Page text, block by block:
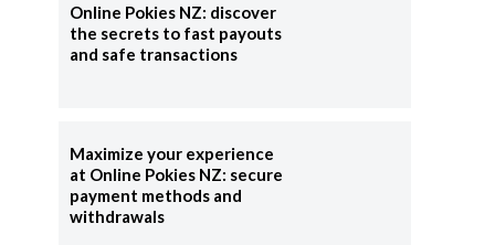
Online Pokies NZ: discover
the secrets to fast payouts
and safe transactions
Maximize your experience
at Online Pokies NZ: secure
payment methods and
withdrawals